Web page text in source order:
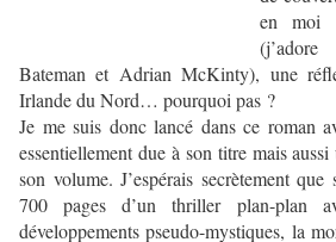
en moi
Bateman et Adrian McKinty), une
Irlande du Nord… pourquoi pas ?
Je me suis donc lancé dans ce roman
essentiellement due à son titre mais
son volume. J’espérais secrètement
700 pages d’un thriller plan-plan
développements pseudo-mystiques, la